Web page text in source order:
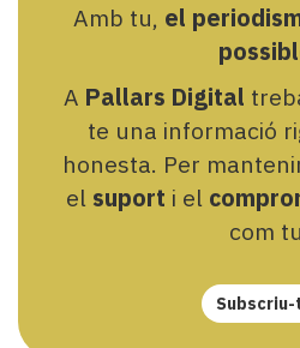
Amb tu, el
A Pallars Digital
te una informació
honesta. Per
el suport i el
com